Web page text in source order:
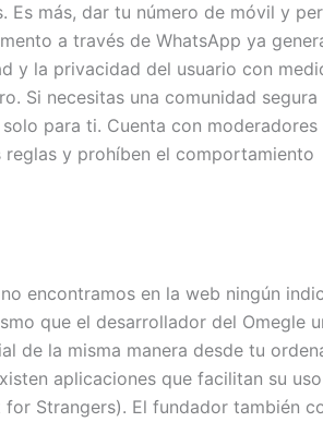
Es más, dar tu número de móvil y
a través de WhatsApp ya
y la privacidad del usuario con
Si necesitas una comunidad segura
para ti. Cuenta con moderadores
y prohíben el comportamiento
encontramos en la web ningún
que el desarrollador del Omegle
de la misma manera desde tu
aplicaciones que facilitan su
Strangers). El fundador también